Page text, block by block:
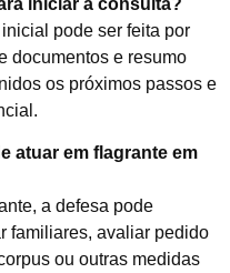
pode ser feita por
documentos e resumo
os próximos passos e
atuar em flagrante em
a defesa pode
familiares, avaliar pedido
ou outras medidas